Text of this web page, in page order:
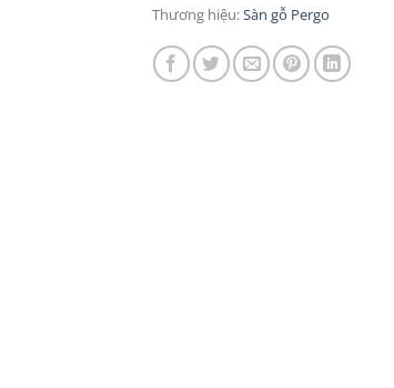
Thương hiệu:Sàn gỗ Pergo